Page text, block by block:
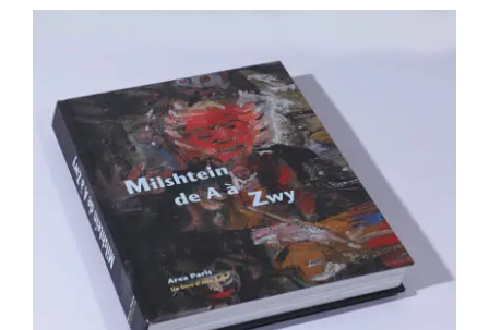
Zwy Milshtein – De A à Zwy